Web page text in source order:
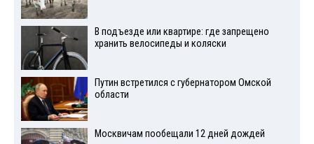
В подъезде или квартире: где запрещено
хранить велосипеды и коляски
Путин встретился с губернатором Омской
области
Москвичам пообещали 12 дней дождей